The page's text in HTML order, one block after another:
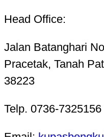
Head Office:
Jalan Batanghari
Pracetak, Tanah
38223
Telp. 0736-